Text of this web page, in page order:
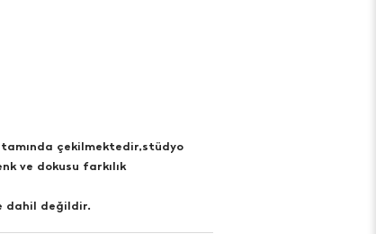
çekilmektedir,stüdyo
ve dokusu farkılık
dahil değildir.